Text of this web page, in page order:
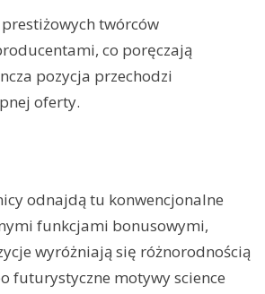
twórców
co poręczają
pozycja przechodzi
oferty.
odnajdą tu konwencjonalne
funkcjami bonusowymi,
wyróżniają się różnorodnością
futurystyczne motywy science